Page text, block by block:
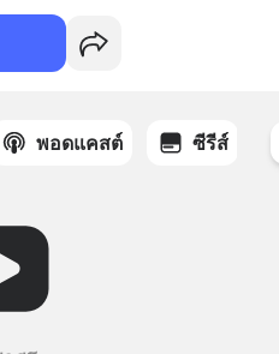
พอดแคสต์ ซีรีส์